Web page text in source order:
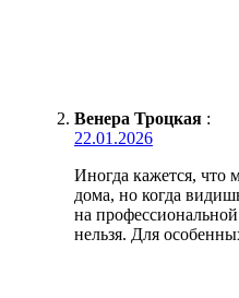
Венера Троцкая :
22.01.2026
Иногда кажется, что
дома, но когда
на
нельзя. Для